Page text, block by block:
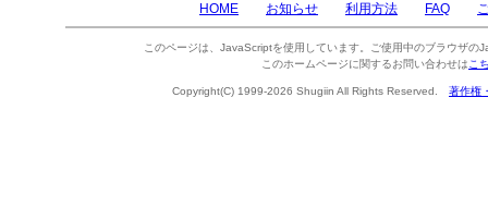
HOME お知らせ 利用方法 FAQ
このページは、JavaScriptを使用しています。ご使用中のブラウザの
このホームページに関するお問い合わせは こ
Copyright(C) 1999-2026 Shugiin All Rights Reserved. 著作権